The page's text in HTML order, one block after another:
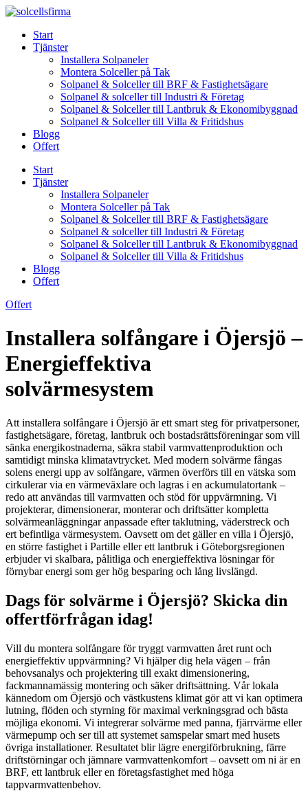
Skip
contentStart
Tjänster
Installera Solpaneler
Montera Solceller på Tak
Solpanel & Solceller till BRF & Fastighetsägare
Solpanel & solceller till Industri & Företag
Solpanel & Solceller till Lantbruk & Ekonomibyggnad
Solpanel & Solceller till Villa & Fritidshus
Blogg
Offert
Start
Tjänster
Installera Solpaneler
Montera Solceller på Tak
Solpanel & Solceller till BRF & Fastighetsägare
Solpanel & solceller till Industri & Företag
Solpanel & Solceller till Lantbruk & Ekonomibyggnad
Solpanel & Solceller till Villa & Fritidshus
Blogg
Offert
Offert
Installera solfångare i Öjersjö –
Energieffektiva
solvärmesystem
Att installera solfångare i Öjersjö är ett smart steg för privatpersoner,
fastighetsägare, företag, lantbruk och bostadsrättsföreningar som vill
sänka energikostnaderna, säkra stabil varmvattenproduktion och
samtidigt minska klimatavtrycket. Med modern solvärme fångas
solens energi upp av solfångare, värmen överförs till en vätska som
cirkulerar via en värmeväxlare och lagras i en ackumulatortank –
redo att användas till varmvatten och stöd för uppvärmning. Vi
projekterar, dimensionerar, monterar och driftsätter kompletta
solvärmeanläggningar anpassade efter taklutning, väderstreck och
ert befintliga värmesystem. Oavsett om det gäller en villa i Öjersjö,
en större fastighet i Partille eller ett lantbruk i Göteborgsregionen
erbjuder vi skalbara, pålitliga och energieffektiva lösningar för
förnybar energi som ger hög besparing och lång livslängd.
Dags för solvärme i Öjersjö? Skicka din
offertförfrågan idag!
Vill du montera solfångare för tryggt varmvatten året runt och
energieffektiv uppvärmning? Vi hjälper dig hela vägen – från
behovsanalys och projektering till exakt dimensionering,
fackmannamässig montering och säker driftsättning. Vår lokala
kännedom om Öjersjö och västkustens klimat gör att vi kan optimera
lutning, flöden och styrning för maximal verkningsgrad och bästa
möjliga ekonomi. Vi integrerar solvärme med panna, fjärrvärme eller
värmepump och ser till att systemet samspelar smart med husets
övriga installationer. Resultatet blir lägre energiförbrukning, färre
driftstörningar och jämnare varmvattenkomfort – oavsett om ni är en
BRF, ett lantbruk eller en företagsfastighet med höga
tappvarmvattenbehov.